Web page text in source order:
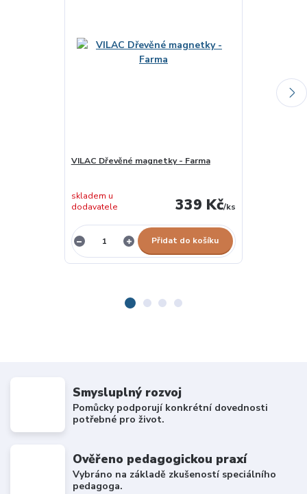
VILAC Dřevěné magnetky - Farma
339 Kč/ks
skladem u
dodavatele
Přidat do košíku
Smysluplný rozvoj
Pomůcky podporují konkrétní dovednosti
potřebné pro život.
Ověřeno pedagogickou praxí
Vybráno na základě zkušeností speciálního
pedagoga.